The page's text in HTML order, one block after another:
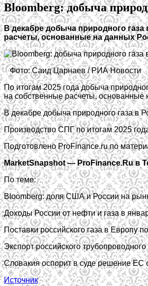
Bloomberg: добыча
В декабре добыча природного
расчеты, основанные на данных
Фото: Саид Царнаев / РИА Новости
По итогам 2025 года добыча
на собственные расчеты,
В декабре добыча природного газа в
Производство СПГ по итогам 2025
Подготовлено ProFinance.ru по
MarketSnapshot — ProFinance.Ru в
По теме:
Bloomberg: доля США и России на
Доходы России от нефти и газа в
Поставки российского газа в Европу
Экспорт российского
Словакия оспорит в суде решение ЕС
Источник